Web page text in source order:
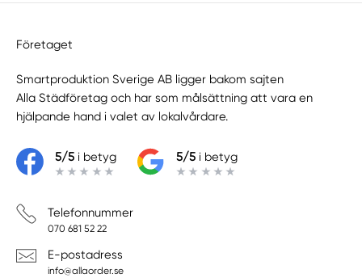
Företaget
Smartproduktion Sverige AB ligger bakom sajten
Alla Städföretag och har som målsättning att vara en
hjälpande hand i valet av lokalvårdare.
5/5i betyg 5/5i betyg
Telefonnummer
070 681 52 22
E-postadress
info@allaorder.se